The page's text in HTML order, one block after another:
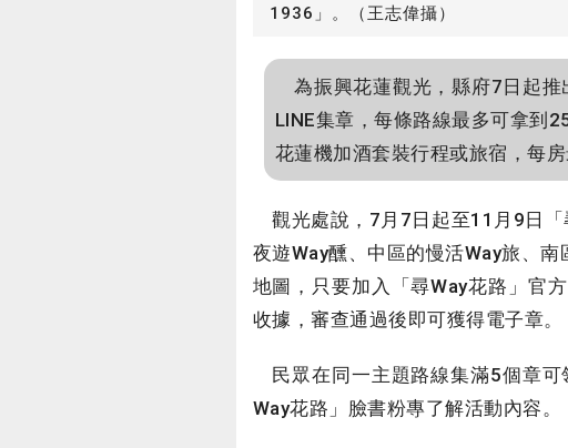
1936」。（王志偉攝）
為振興花蓮觀光，縣府7日起推
LINE集章，每條路線最多可拿到
花蓮機加酒套裝行程或旅宿，每房
觀光處說，7月7日起至11月9日「
夜遊Way醺、中區的慢活Way旅、
地圖，只要加入「尋Way花路」官
收據，審查通過後即可獲得電子章。
民眾在同一主題路線集滿5個章可
Way花路」臉書粉專了解活動內容。